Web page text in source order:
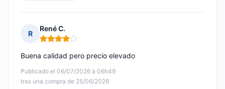
R
René C.
Nota: 4 de 5
Publicado el 06/07/2026 à 06h49
tras una compra de 25/06/2026
Buena calidad pero precio elevado